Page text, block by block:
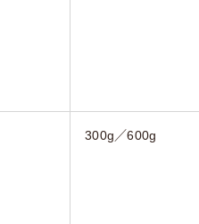
300g／600g